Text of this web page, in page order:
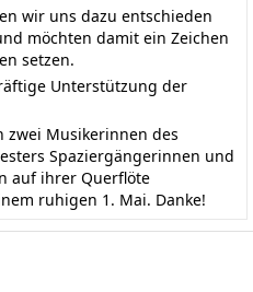
wir uns dazu entschieden
möchten damit ein Zeichen
setzen.
Unterstützung der
zwei Musikerinnen des
Spaziergängerinnen und
auf ihrer Querflöte
ruhigen 1. Mai. Danke!